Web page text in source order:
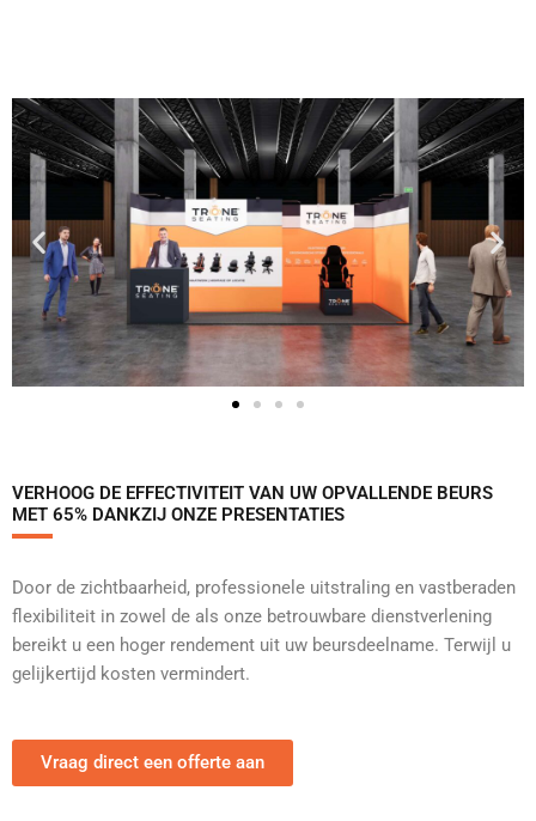
VERHOOG DE EFFECTIVITEIT VAN UW OPVALLENDE BEURS
MET 65% DANKZIJ ONZE PRESENTATIES
Door de zichtbaarheid, professionele uitstraling en vastberaden
flexibiliteit in zowel de als onze betrouwbare dienstverlening
bereikt u een hoger rendement uit uw beursdeelname. Terwijl u
gelijkertijd kosten vermindert.
Vraag direct een offerte aan